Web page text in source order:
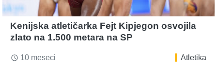
Kenijska atletičarka Fejt Kipjegon osvojila
zlato na 1.500 metara na SP
access_time 10 meseci Atletika